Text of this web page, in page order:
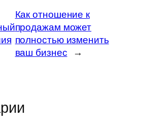
Как отношение к
продажам может
полностью изменить
ваш бизнес
→